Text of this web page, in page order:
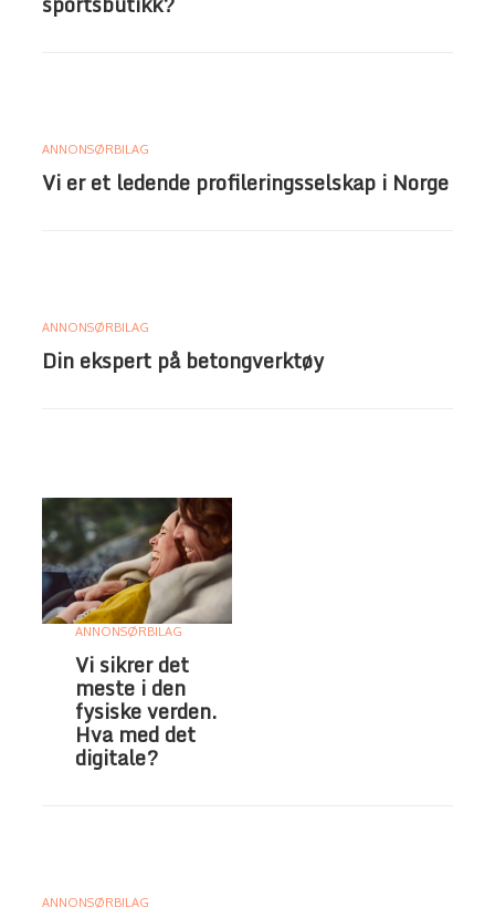
ANNONSØRBILAG
Vi er et ledende profileringsselskap i Norge
ANNONSØRBILAG
Din ekspert på betongverktøy
ANNONSØRBILAG
Vi sikrer det
meste i den
fysiske verden.
Hva med det
digitale?
ANNONSØRBILAG